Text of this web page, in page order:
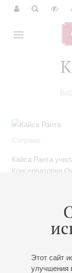
Этот сайт
улучшения
Сопрано
Кайса Ранта
Консерватории
под
участие в
Рейнеманна. На
Репертуар
церковной